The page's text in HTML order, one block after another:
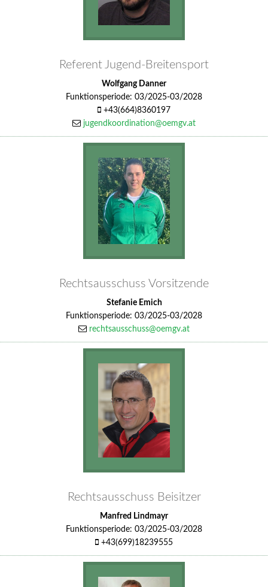
Referent Jugend-Breitensport
Wolfgang Danner
Funktionsperiode: 03/2025-03/2028
+43(664)8360197
jugendkoordination@oemgv.at
Rechtsausschuss Vorsitzende
Stefanie Emich
Funktionsperiode: 03/2025-03/2028
rechtsausschuss@oemgv.at
Rechtsausschuss Beisitzer
Manfred Lindmayr
Funktionsperiode: 03/2025-03/2028
+43(699)18239555